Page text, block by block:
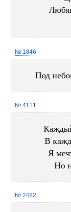
№ 1846
Под
№ 4111
В
Я
Но
№ 2482